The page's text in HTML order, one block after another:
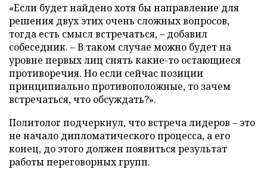
«Если будет найдено хотя бы направление для
решения двух этих очень сложных вопросов,
тогда есть смысл встречаться, – добавил
собеседник. – В таком случае можно будет на
уровне первых лиц снять какие-то остающиеся
противоречия. Но если сейчас позиции
принципиально противоположные, то зачем
встречаться, что обсуждать?».
Политолог подчеркнул, что встреча лидеров – это
не начало дипломатического процесса, а его
конец, до этого должен появиться результат
работы переговорных групп.